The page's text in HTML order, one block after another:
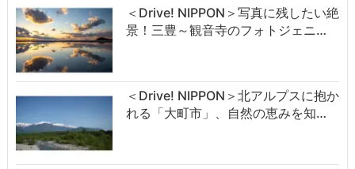
＜Drive! NIPPON＞写真に残したい絶
景！三豊～観音寺のフォトジェニ…
＜Drive! NIPPON＞北アルプスに抱か
れる「大町市」、自然の恵みを知…